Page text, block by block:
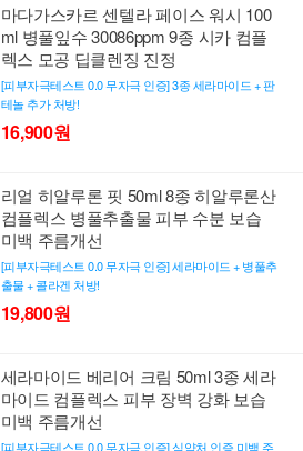
마다가스카르 센텔라 페이스 워시 100
ml 병풀잎수 30086ppm 9종 시카 컴플
렉스 모공 딥클렌징 진정
[피부자극테스트 0.0 무자극 인증] 3종 세라마이드 + 판
테놀 추가 처방!
16,900원
리얼 히알루론 핏 50ml 8종 히알루론산
컴플렉스 병풀추출물 피부 수분 보습
미백 주름개선
[피부자극테스트 0.0 무자극 인증] 세라마이드 + 병풀추
출물 + 콜라겐 처방!
19,800원
세라마이드 베리어 크림 50ml 3종 세라
마이드 컴플렉스 피부 장벽 강화 보습
미백 주름개선
[피부자극테스트 0.0 무자극 인증] 식약처 인증 미백 주